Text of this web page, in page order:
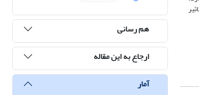
هم رسانی
ارجاع به این مقاله
آمار